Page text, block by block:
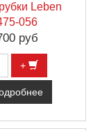
Leben
056
руб
+